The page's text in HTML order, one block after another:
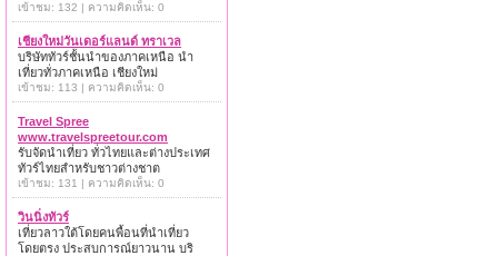
เข้าชม: 132 | ความคิดเห็น: 0
เชียงใหม่วันเดอร์แลนด์ ทราเวล
บริษัททัวร์ชั้นนำของภาคเหนือ นำ
เที่ยวทั่วภาคเหนือ เชียงใหม่
เข้าชม: 113 | ความคิดเห็น: 0
Travel Spree
www.travelspreetour.com
รับจัดนำเที่ยว ทั่วไทยและต่างประเทศ
ทัวร์ไทยสำหรับชาวต่างชาต
เข้าชม: 131 | ความคิดเห็น: 0
วินนิ่งทัวร์
เที่ยวลาวใต้โดยคนพื้อนที่นำเที่ยว
โดยตรง ประสบการณ์ยาวนาน บริ